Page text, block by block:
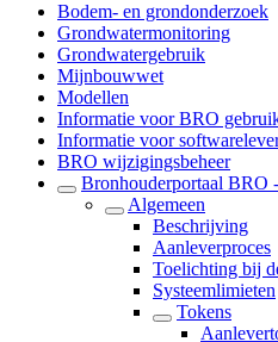
Bodem- en grondonderzoek
Grondwatermonitoring
Grondwatergebruik
Mijnbouwwet
Modellen
Informatie voor BRO
Informatie voor
BRO wijzigingsbeheer
Bronhouderportaal BRO
Algemeen
Beschrijving
Aanleverproces
Toelichting bij
Systeemlimieten
Tokens